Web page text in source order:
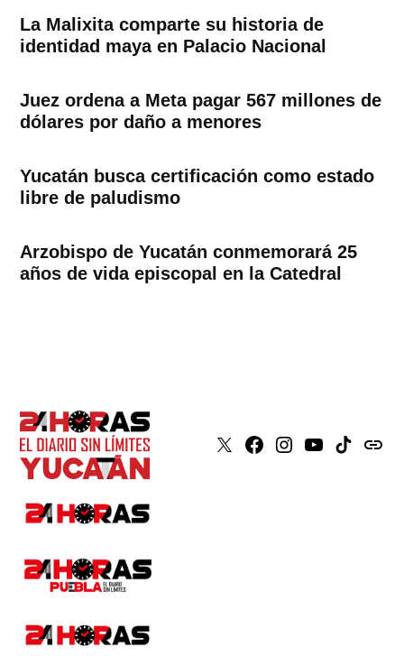
La Malixita comparte su historia de
identidad maya en Palacio Nacional
Juez ordena a Meta pagar 567 millones de
dólares por daño a menores
Yucatán busca certificación como estado
libre de paludismo
Arzobispo de Yucatán conmemorará 25
años de vida episcopal en la Catedral
X Faceboook
Instagram
YoutubeTiktokissuu